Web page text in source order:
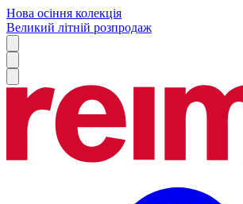
Нова осіння колекція
Великий літній розпродаж